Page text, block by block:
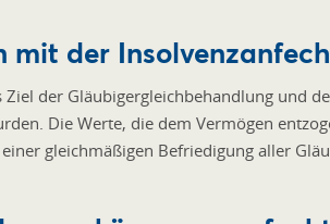
mit der
der Gläubigergleichbehandlung und
Die Werte, die dem Vermögen
gleichmäßigen Befriedigung aller